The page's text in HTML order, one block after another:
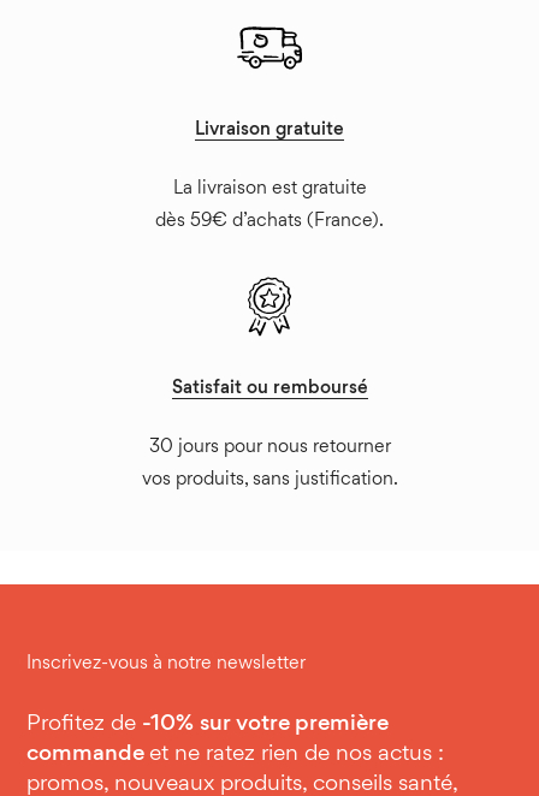
Livraison gratuite
La livraison est gratuite
dès 59€ d’achats (France).
Satisfait ou remboursé
30 jours pour nous retourner
vos produits, sans justification.
Inscrivez-vous à notre newsletter
Profitez de -10% sur votre première
commande et ne ratez rien de nos actus :
promos, nouveaux produits, conseils santé,